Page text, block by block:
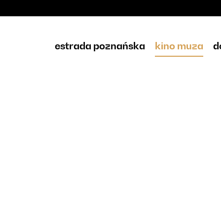
estrada poznańska kino muza